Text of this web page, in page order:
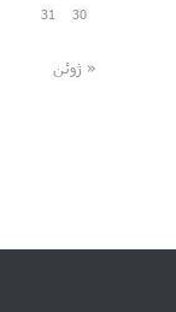
30
31
« ژوئن